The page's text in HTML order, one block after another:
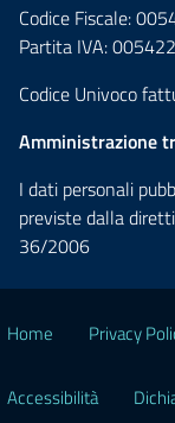
Codice Fiscale:
Partita IVA:
Codice Univoco
Amministrazione
I dati personali
previste dalla
36/2006
Home Privacy
Accessibilità